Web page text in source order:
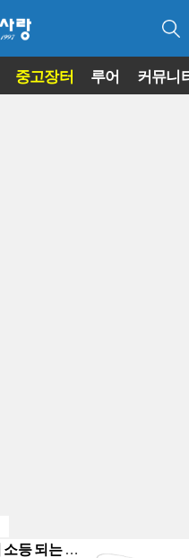
원터치로 열고 닫으며 자동으로 점 소등 되는 만능 미끼통입니다
중고장터 루어 커뮤니
◀